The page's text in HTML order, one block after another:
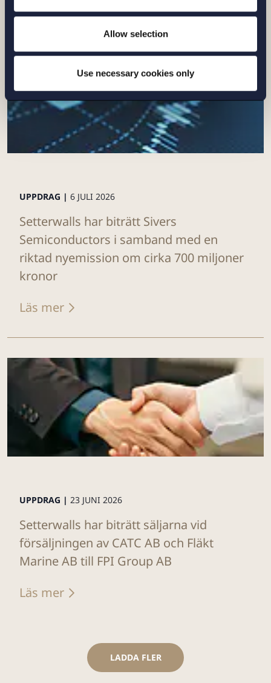
Allow selection
Use necessary cookies only
UPPDRAG | 6 JULI 2026
Setterwalls har biträtt Sivers
Semiconductors i samband med en
riktad nyemission om cirka 700 miljoner
kronor
Läs mer
UPPDRAG | 23 JUNI 2026
Setterwalls har biträtt säljarna vid
försäljningen av CATC AB och Fläkt
Marine AB till FPI Group AB
Läs mer
LADDA FLER